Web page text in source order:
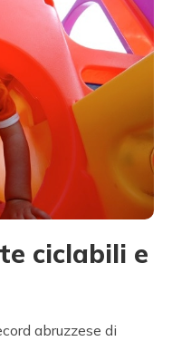
ciclabili e
abruzzese di